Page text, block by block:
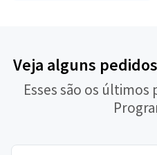
Veja alguns
Esses são os últimos